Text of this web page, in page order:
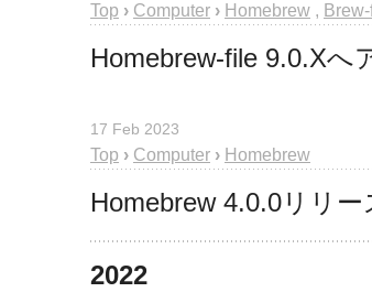
Top › Computer › Homebrew ,
Homebrew-file 9.0.Xへ
17 Feb 2023
Top › Computer › Homebrew
Homebrew 4.0.0リリー
2022